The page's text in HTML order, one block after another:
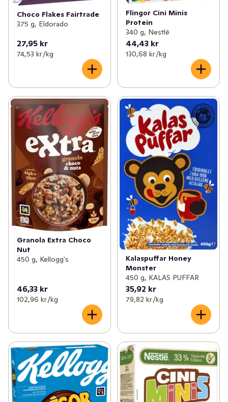
Choco Flakes Fairtrade
375 g, Eldorado
27,95 kr
74,53 kr /kg
Flingor Cini Minis
Protein
340 g, Nestlé
44,43 kr
130,68 kr /kg
Granola Extra Choco
Nut
450 g, Kellogg's
46,33 kr
102,96 kr /kg
Kalaspuffar Honey
Monster
450 g, KALAS PUFFAR
35,92 kr
79,82 kr /kg